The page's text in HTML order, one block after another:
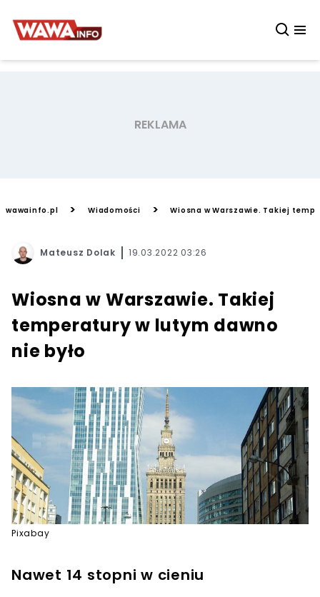
wawainfo.pl > Wiadomości > Wiosna w Warszawie. Takiej
Mateusz Dolak 19.03.2022 03:26
Wiosna w Warszawie. Takiej
temperatury w lutym dawno
nie było
Pixabay
Nawet 14 stopni w cieniu